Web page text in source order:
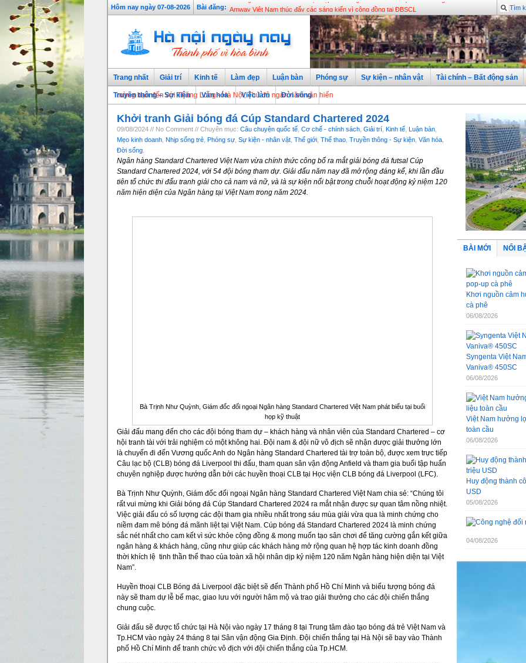
Hôm nay ngày 07-08-2026 Bài đăng: 98% người mua sắm ở các tiệm tạp hóa đang điều chỉnh thói quen tiêu dùng
Chào mừng bạn đến với Thăng Long - Hà Nội, Thủ đô ngàn năm văn hiến
Trang nhất Giải trí Kinh tế Làm đẹp Luận bàn Phóng sự Sự kiện – nhân vật Tài chính – Bất động sản
Truyền thông – Sự kiện Văn hóa Việc làm Đời sống
Khởi tranh Giải bóng đá Cúp Standard Chartered 2024
09/08/2024 // No Comment // Chuyên mục: Câu chuyện quốc tế Cơ chế - chính sách Giải trí Kinh tế Luận bàn
Mẹo kinh doanh Nhịp sống trẻ Phóng sự Sự kiện - nhân vật Thế giới Thể thao Truyền thông - Sự kiện Văn hóa
Đời sống
Ngân hàng Standard Chartered Việt Nam vừa chính thức công bố ra mắt giải bóng đá futsal Cúp
Standard Chartered 2024, với 54 đội bóng tham dự. Giải đấu năm nay đã mở rộng đáng kể, khi lần đầu
tiên tổ chức thi đấu tranh giải cho cả nam và nữ, và là sự kiện nổi bật trong chuỗi hoạt động kỷ niệm 120
năm hiện diện của Ngân hàng tại Việt Nam trong năm 2024.
Bà Trịnh Như Quỳnh, Giám đốc đối ngoại Ngân hàng Standard Chartered Việt Nam phát biểu tại buổi
họp kỹ thuật
Giải đấu mang đến cho các đội bóng tham dự – khách hàng và nhân viên của Standard Chartered – cơ
hội tranh tài với trải nghiệm có một không hai. Đội nam & đội nữ vô địch sẽ nhận được giải thưởng lớn
là chuyến đi đến Vương quốc Anh do Ngân hàng Standard Chartered tài trợ toàn bộ, được xem trực tiếp
Câu lạc bộ (CLB) bóng đá Liverpool thi đấu, tham quan sân vận động Anfield và tham gia buổi tập huấn
chuyên nghiệp được hướng dẫn bởi các huyền thoại CLB tại Học viện CLB bóng đá Liverpool (LFC).
Bà Trịnh Như Quỳnh, Giám đốc đối ngoại Ngân hàng Standard Chartered Việt Nam chia sẻ: “Chúng tôi
rất vui mừng khi Giải bóng đá Cúp Standard Chartered 2024 ra mắt nhận được sự quan tâm nồng nhiệt.
Việc giải đấu có số lượng các đội tham gia nhiều nhất trong sáu mùa giải vừa qua là minh chứng cho
niềm đam mê bóng đá mãnh liệt tại Việt Nam. Cúp bóng đá Standard Chartered 2024 là minh chứng
sắc nét nhất cho cam kết vì sức khỏe cộng đồng & mong muốn tạo sân chơi để tăng cường gắn kết giữa
ngân hàng & khách hàng, cũng như giúp các khách hàng mở rộng quan hệ hợp tác kinh doanh đồng
thời khích lệ tinh thần thể thao của toàn xã hội nhân dịp kỷ niệm 120 năm Ngân hàng hiện diện tại Việt
Nam”.
Huyền thoại CLB Bóng đá Liverpool đặc biệt sẽ đến Thành phố Hồ Chí Minh và biểu tượng bóng đá
này sẽ tham dự lễ bế mạc, giao lưu với người hâm mộ và trao giải thưởng cho các đội chiến thắng
chung cuộc.
Giải đấu sẽ được tổ chức tại Hà Nội vào ngày 17 tháng 8 tại Trung tâm đào tạo bóng đá trẻ Việt Nam và
Tp.HCM vào ngày 24 tháng 8 tại Sân vận động Gia Định. Đội chiến thắng tại Hà Nội sẽ bay vào Thành
phố Hồ Chí Minh để tranh chức vô địch với đội chiến thắng của Tp.HCM.
BÀI MỚI NỔI
Khơi nguồn cảm
cà phê
06/08/2026
Syngenta Việt
Vaniva® 450SC
06/08/2026
Việt Nam hưởng
toàn cầu
06/08/2026
Huy động thành
USD
05/08/2026
04/08/2026